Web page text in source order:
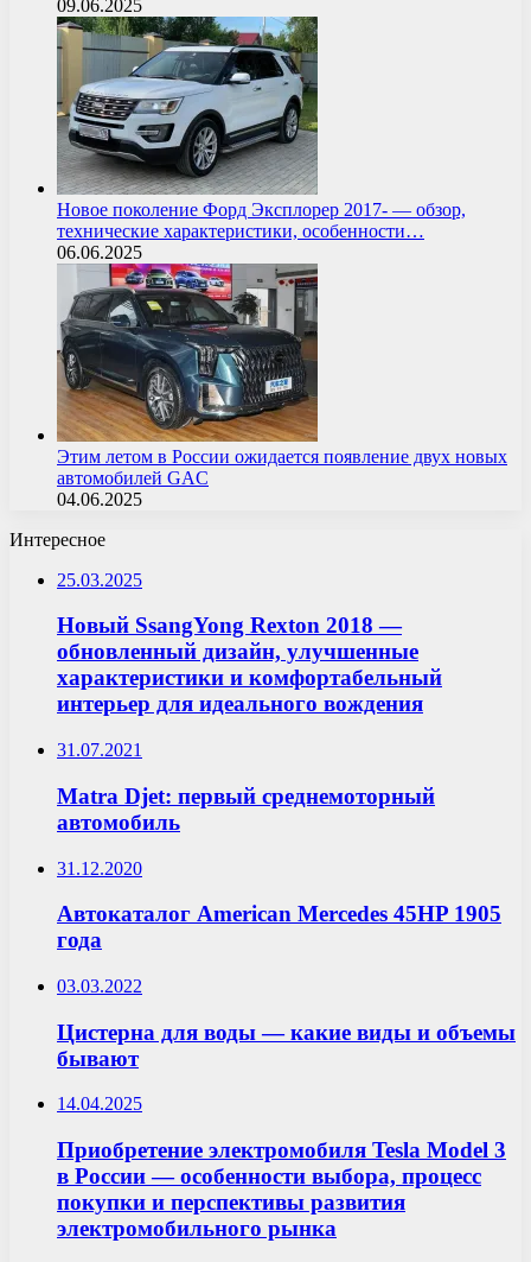
09.06.2025
Новое поколение Форд Эксплорер 2017- — обзор,
технические характеристики, особенности…
06.06.2025
Этим летом в России ожидается появление двух новых
автомобилей GAC
04.06.2025
Интересное
25.03.2025
Новый SsangYong Rexton 2018 —
обновленный дизайн, улучшенные
характеристики и комфортабельный
интерьер для идеального вождения
31.07.2021
Matra Djet: первый среднемоторный
автомобиль
31.12.2020
Автокаталог American Mercedes 45HP 1905
года
03.03.2022
Цистерна для воды — какие виды и объемы
бывают
14.04.2025
Приобретение электромобиля Tesla Model 3
в России — особенности выбора, процесс
покупки и перспективы развития
электромобильного рынка